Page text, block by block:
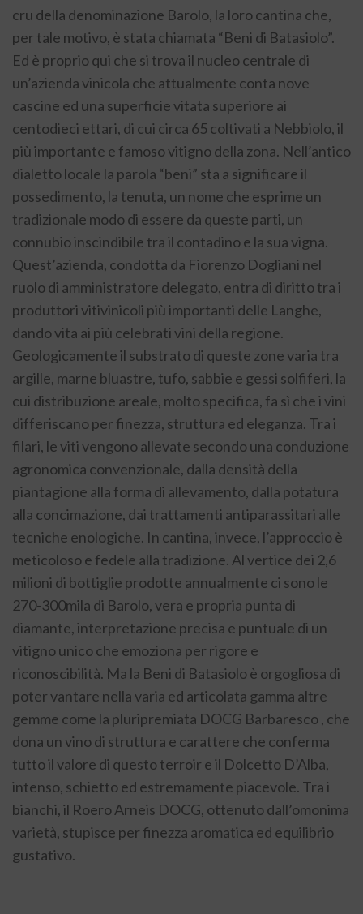
cru della denominazione Barolo, la loro cantina che,
per tale motivo, è stata chiamata “Beni di Batasiolo”.
Ed è proprio qui che si trova il nucleo centrale di
un’azienda vinicola che attualmente conta nove
cascine ed una superficie vitata superiore ai
centodieci ettari, di cui circa 65 coltivati a Nebbiolo, il
più importante e famoso vitigno della zona. Nell’antico
dialetto locale la parola “beni” sta a significare il
possedimento, la tenuta, un nome che esprime un
tradizionale modo di essere da queste parti, un
connubio inscindibile tra il contadino e la sua vigna.
Quest’azienda, condotta da Fiorenzo Dogliani nel
ruolo di amministratore delegato, entra di diritto tra i
produttori vitivinicoli più importanti delle Langhe,
dando vita ai più celebrati vini della regione.
Geologicamente il substrato di queste zone varia tra
argille, marne bluastre, tufo, sabbie e gessi solfiferi, la
cui distribuzione areale, molto specifica, fa sì che i vini
differiscano per finezza, struttura ed eleganza. Tra i
filari, le viti vengono allevate secondo una conduzione
agronomica convenzionale, dalla densità della
piantagione alla forma di allevamento, dalla potatura
alla concimazione, dai trattamenti antiparassitari alle
tecniche enologiche. In cantina, invece, l’approccio è
meticoloso e fedele alla tradizione. Al vertice dei 2,6
milioni di bottiglie prodotte annualmente ci sono le
270-300mila di Barolo, vera e propria punta di
diamante, interpretazione precisa e puntuale di un
vitigno unico che emoziona per rigore e
riconoscibilità. Ma la Beni di Batasiolo è orgogliosa di
poter vantare nella varia ed articolata gamma altre
gemme come la pluripremiata DOCG Barbaresco , che
dona un vino di struttura e carattere che conferma
tutto il valore di questo terroir e il Dolcetto D’Alba,
intenso, schietto ed estremamente piacevole. Tra i
bianchi, il Roero Arneis DOCG, ottenuto dall’omonima
varietà, stupisce per finezza aromatica ed equilibrio
gustativo.